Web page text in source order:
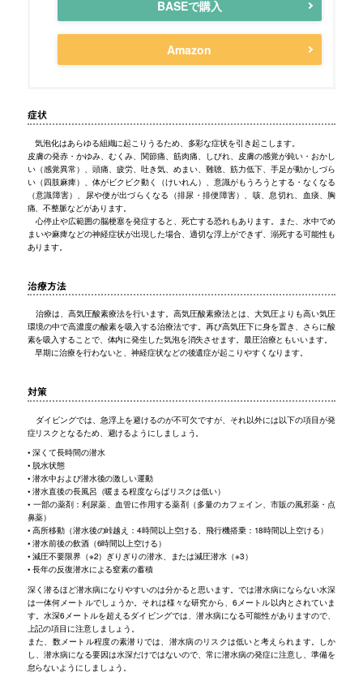
BASEで購入
Amazon
症状
気泡化はあらゆる組織に起こりうるため、多彩な症状を引き起こします。
皮膚の発赤・かゆみ、むくみ、関節痛、筋肉痛、しびれ、皮膚の感覚が鈍い・おかし
い（感覚異常）、頭痛、疲労、吐き気、めまい、難聴、筋力低下、手足が動かしづら
い（四肢麻痺）、体がビクビク動く（けいれん）、意識がもうろうとする・なくなる
（意識障害）、尿や便が出づらくなる（排尿・排便障害）、咳、息切れ、血痰、胸
痛、不整脈などがあります。
心停止や広範囲の脳梗塞を発症すると、死亡する恐れもあります。また、水中でめ
まいや麻痺などの神経症状が出現した場合、適切な浮上ができず、溺死する可能性も
あります。
治療方法
治療は、高気圧酸素療法を行います。高気圧酸素療法とは、大気圧よりも高い気圧
環境の中で高濃度の酸素を吸入する治療法です。再び高気圧下に身を置き、さらに酸
素を吸入することで、体内に発生した気泡を消失させます。最圧治療ともいいます。
早期に治療を行わないと、神経症状などの後遺症が起こりやすくなります。
対策
ダイビングでは、急浮上を避けるのが不可欠ですが、それ以外には以下の項目が発
症リスクとなるため、避けるようにしましょう。
• 深くて長時間の潜水
• 脱水状態
• 潜水中および潜水後の激しい運動
• 潜水直後の長風呂（暖まる程度ならばリスクは低い）
• 一部の薬剤：利尿薬、血管に作用する薬剤（多量のカフェイン、市販の風邪薬・点
鼻薬）
• 高所移動（潜水後の峠越え：4時間以上空ける、飛行機搭乗：18時間以上空ける）
• 潜水前後の飲酒（6時間以上空ける）
• 減圧不要限界（※2）ぎりぎりの潜水、または減圧潜水（※3）
• 長年の反復潜水による窒素の蓄積
深く潜るほど潜水病になりやすいのは分かると思います。では潜水病にならない水深
は一体何メートルでしょうか。それは様々な研究から、6メートル以内とされていま
す。水深6メートルを超えるダイビングでは、潜水病になる可能性がありますので、
上記の項目に注意しましょう。
また、数メートル程度の素潜りでは、潜水病のリスクは低いと考えられます。しか
し、潜水病になる要因は水深だけではないので、常に潜水病の発症に注意し、準備を
怠らないようにしましょう。